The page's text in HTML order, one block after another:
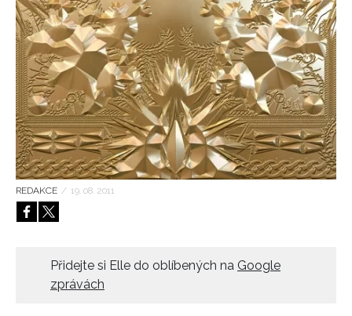
HOME
REDAKCE / 19. 08. 2011
Přidejte si Elle do oblíbených na Google
zprávách